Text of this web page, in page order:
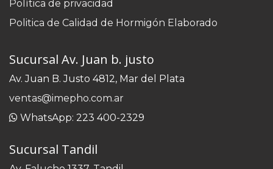
Política de privacidad
Politica de Calidad de Hormigón Elaborado
Sucursal Av. Juan b. justo
Av. Juan B. Justo 4812, Mar del Plata
ventas@imepho.com.ar
WhatsApp: 223 400-2329
Sucursal Tandil